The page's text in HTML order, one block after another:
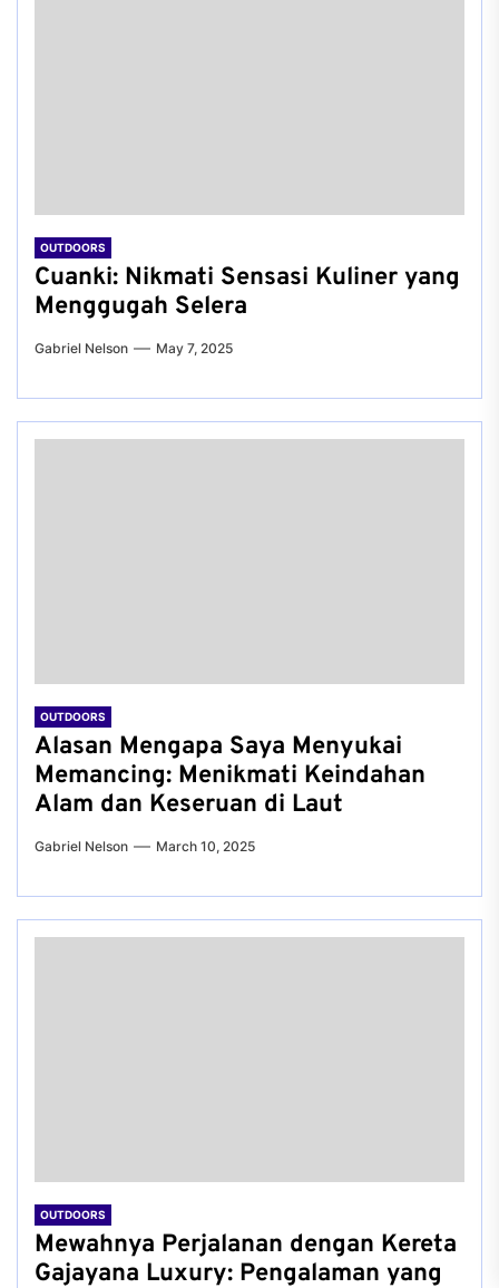
OUTDOORS
Cuanki: Nikmati Sensasi Kuliner yang
Menggugah Selera
Gabriel Nelson May 7, 2025
OUTDOORS
Alasan Mengapa Saya Menyukai
Memancing: Menikmati Keindahan
Alam dan Keseruan di Laut
Gabriel Nelson March 10, 2025
OUTDOORS
Mewahnya Perjalanan dengan Kereta
Gajayana Luxury: Pengalaman yang